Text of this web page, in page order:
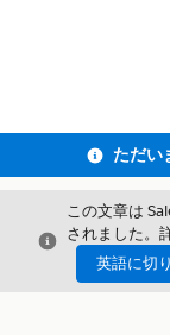
閉じる
この文章は
されました。
英語に切